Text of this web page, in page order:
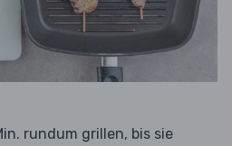
rundum grillen, bis sie